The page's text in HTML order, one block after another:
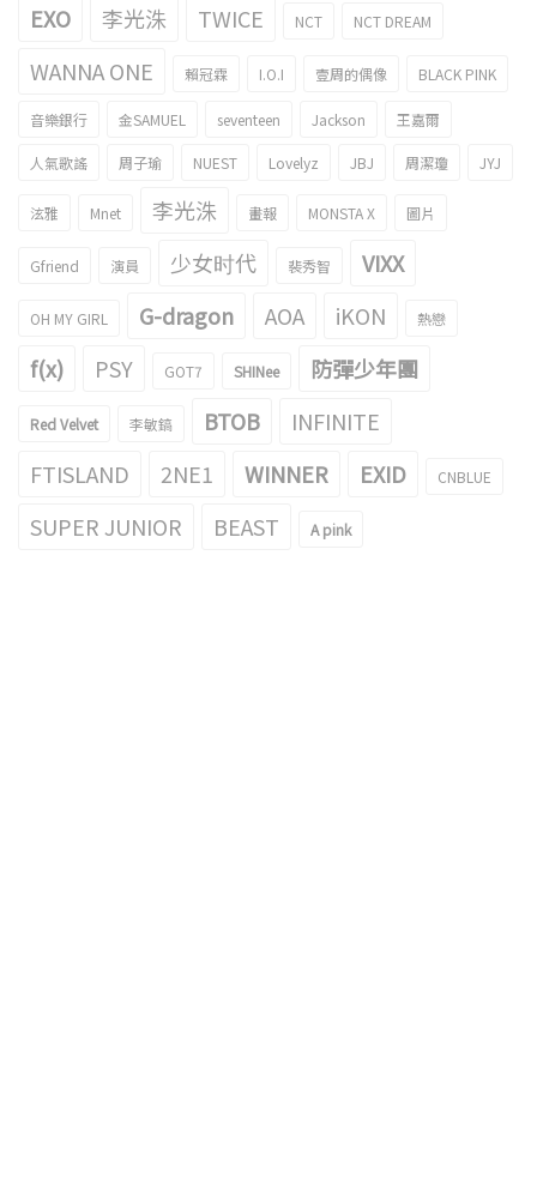
EXO 李光洙 TWICE NCT NCT DREAM
WANNA ONE 賴冠霖 I.O.I 壹周的偶像 BLACK PINK
音樂銀行 金SAMUEL seventeen Jackson 王嘉爾
人氣歌謠 周子瑜 NUEST Lovelyz JBJ 周潔瓊 JYJ
泫雅 Mnet 李光洙 畫報 MONSTA X 圖片
Gfriend 演員 少女时代 裴秀智 VIXX
OH MY GIRL G-dragon AOA iKON 熱戀
f(x) PSY GOT7 SHINee 防彈少年團
Red Velvet 李敏鎬 BTOB
INFINITE
FTISLAND
2NE1 WINNER EXID CNBLUE
SUPER JUNIOR BEAST A pink